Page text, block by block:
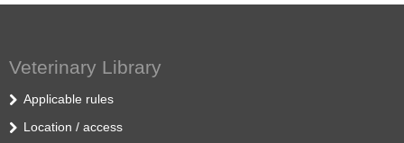
Veterinary Library
Applicable rules
Location / access